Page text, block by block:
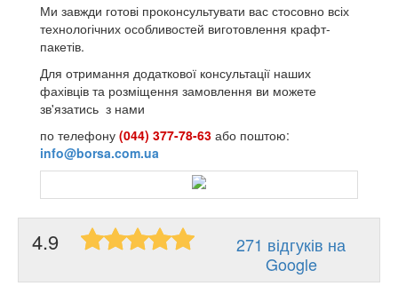
Ми завжди готові проконсультувати вас стосовно всіх
технологічних особливостей виготовлення крафт-
пакетів.
Для отримання додаткової консультації наших
фахівців та розміщення замовлення ви можете
зв'язатись з нами
по телефону (044) 377-78-63 або поштою:
info@borsa.com.ua
4.9
271 відгуків на
Google